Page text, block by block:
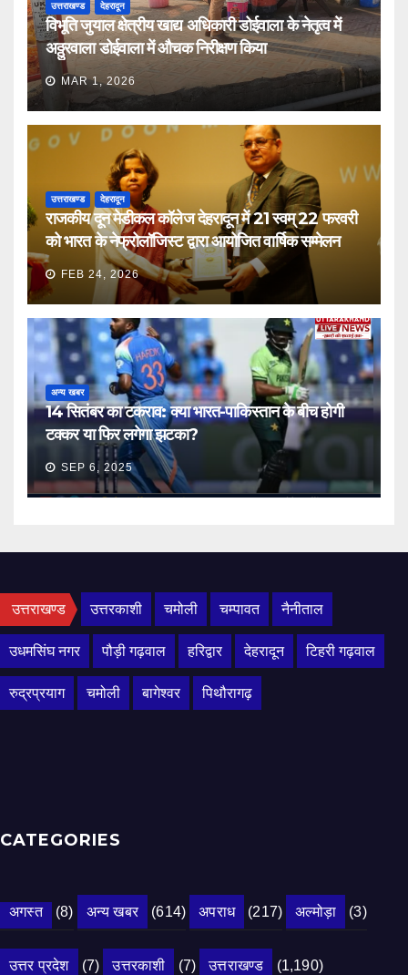
उत्तराखण्ड देहरादून
विभूति जुयाल क्षेत्रीय खाद्य अधिकारी डोईवाला के नेतृत्व में
अठ्ठुरवाला डोईवाला में औचक निरीक्षण किया
MAR 1, 2026
उत्तराखण्ड देहरादून
राजकीय दून मेडीकल कॉलेज देहरादून में 21 स्वम् 22 फरवरी
को भारत के नेफ्रोलॉजिस्ट द्वारा आयोजित वार्षिक सम्मेलन
FEB 24, 2026
अन्य खबर
14 सितंबर का टकराव: क्या भारत-पाकिस्तान के बीच होगी
टक्कर या फिर लगेगा झटका?
SEP 6, 2025
उत्तराखण्ड उत्तरकाशी चमोली चम्पावत नैनीताल
उधमसिंघ नगर पौड़ी गढ़वाल हरिद्वार देहरादून टिहरी गढ़वाल
रुद्रप्रयाग चमोली बागेश्वर पिथौरागढ़
CATEGORIES
अगस्त (8) अन्य खबर (614) अपराध (217) अल्मोड़ा (3)
उत्तर प्रदेश (7) उत्तरकाशी (7) उत्तराखण्ड (1,190)